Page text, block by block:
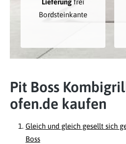
Lieferung frei
Bordsteinkante
Pit Boss
ofen.de kaufen
Gleich und gleich gesellt sich
Boss